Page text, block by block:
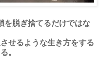
を脱ぎ捨てるだけではな
せるような生き方をする
。